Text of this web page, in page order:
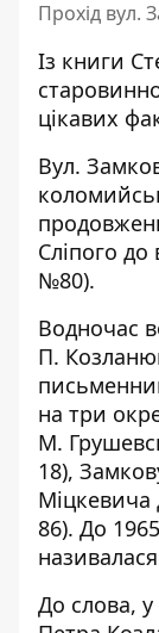
Прохід вул.
Із книги
цікавих
Вул.
Сліпого
№80).
Водночас
П.
на три
М.
18),
86). До
До слова, у